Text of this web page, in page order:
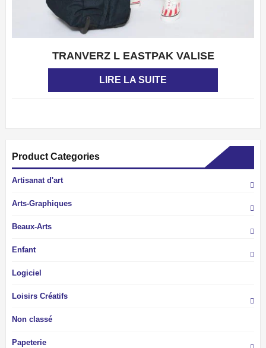
TRANVERZ L EASTPAK VALISE
LIRE LA SUITE
Product Categories
Artisanat d'art
Arts-Graphiques
Beaux-Arts
Enfant
Logiciel
Loisirs Créatifs
Non classé
Papeterie